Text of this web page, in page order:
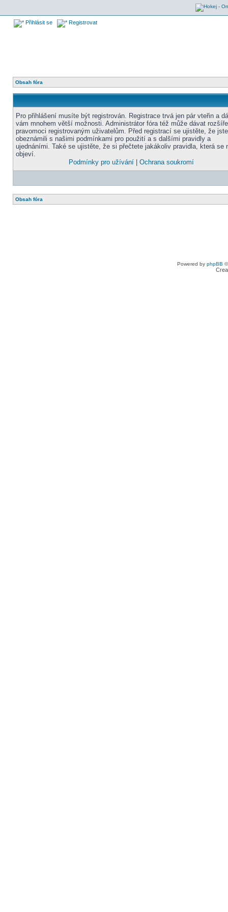
Přihlásit se Registrovat
Obsah fóra
Pro přihlášení musíte být registrován. Registrace trvá jen pár vteřin a
vám mnohem větší možnosti. Administrátor fóra též může dávat
pravomoci registrovaným uživatelům. Před registrací se ujistěte, že
obeznámili s našimi podmínkami pro použití a s dalšími pravidly a
ujednáními. Také se ujistěte, že si přečtete jakákoliv pravidla, která se
objeví.
Podmínky pro užívání| Ochrana soukromí
Obsah fóra
Powered by phpBB